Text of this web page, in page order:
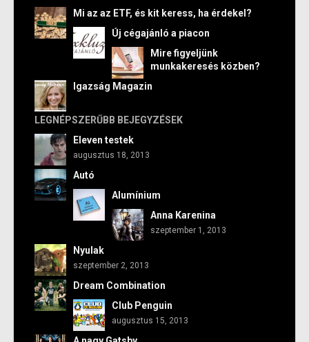
Mi az az ETF, és kit keress, ha érdekel?
Új cégajánló a piacon
Mire figyeljünk
munkakeresés közben?
Igazság Magazin
LEGNÉPSZERŰBB BEJEGYZÉSEK
Eleven testek
augusztus 18, 2013
Autó
Alumínium
Anna Karenina
szeptember 1, 2013
Nyulak
szeptember 2, 2013
Dream Combination
Club Penguin
augusztus 15, 2013